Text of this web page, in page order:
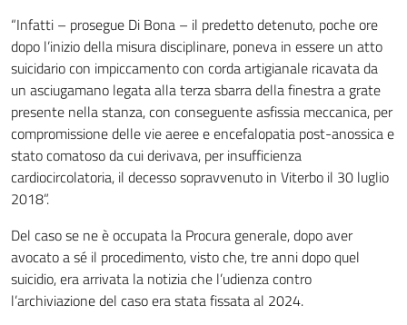
“Infatti – prosegue Di Bona – il predetto detenuto, poche ore
dopo l’inizio della misura disciplinare, poneva in essere un atto
suicidario con impiccamento con corda artigianale ricavata da
un asciugamano legata alla terza sbarra della finestra a grate
presente nella stanza, con conseguente asfissia meccanica, per
compromissione delle vie aeree e encefalopatia post-anossica e
stato comatoso da cui derivava, per insufficienza
cardiocircolatoria, il decesso sopravvenuto in Viterbo il 30 luglio
2018”.
Del caso se ne è occupata la Procura generale, dopo aver
avocato a sé il procedimento, visto che, tre anni dopo quel
suicidio, era arrivata la notizia che l’udienza contro
l’archiviazione del caso era stata fissata al 2024.